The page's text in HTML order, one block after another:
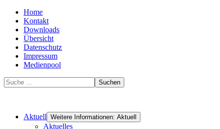
Home
Kontakt
Downloads
Übersicht
Datenschutz
Impressum
Medienpool
Suchen
Aktuell Weitere Informationen: Aktuell
Aktuelles